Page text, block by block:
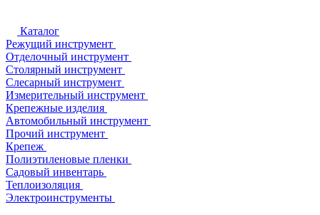
Каталог
Режущий инструмент
Отделочный инструмент
Столярный инструмент
Слесарный инструмент
Измерительный инструмент
Крепежные изделия
Автомобильный инструмент
Прочий инструмент
Крепеж
Полиэтиленовые пленки
Садовый инвентарь
Теплоизоляция
Электроинструменты